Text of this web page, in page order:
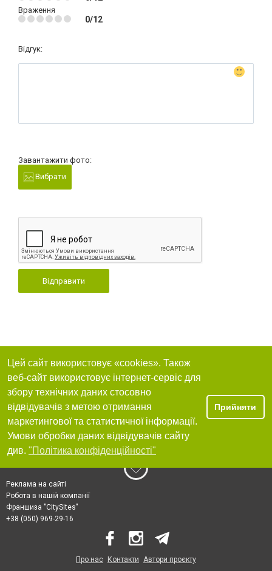
Враження
0/12
Відгук:
Завантажити фото:
Вибрати
Відправити
Цей сайт використовує «cookies». Також
веб-сайт використовує інтернет-сервіс для
збору технічних даних стосовно
відвідувачів з метою отримання
маркетингової та статистичної інформації.
Умови обробки даних відвідувачів сайту
див. "Політика конфіденційності"
Прийняти
Реклама на сайті
Робота в нашій компанії
Франшиза "CitySites"
+38 (050) 969-29-16
Про нас Контакти Автори проєкту